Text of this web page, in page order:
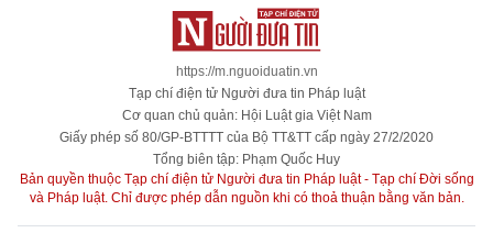
https://m.nguoiduatin.vn
Tạp chí điện tử Người đưa tin Pháp luật
Cơ quan chủ quản: Hội Luật gia Việt Nam
Giấy phép số 80/GP-BTTTT của Bộ TT&TT cấp ngày 27/2/2020
Tổng biên tập: Phạm Quốc Huy
Bản quyền thuộc Tạp chí điện tử Người đưa tin Pháp luật - Tạp chí Đời sống
và Pháp luật. Chỉ được phép dẫn nguồn khi có thoả thuận bằng văn bản.